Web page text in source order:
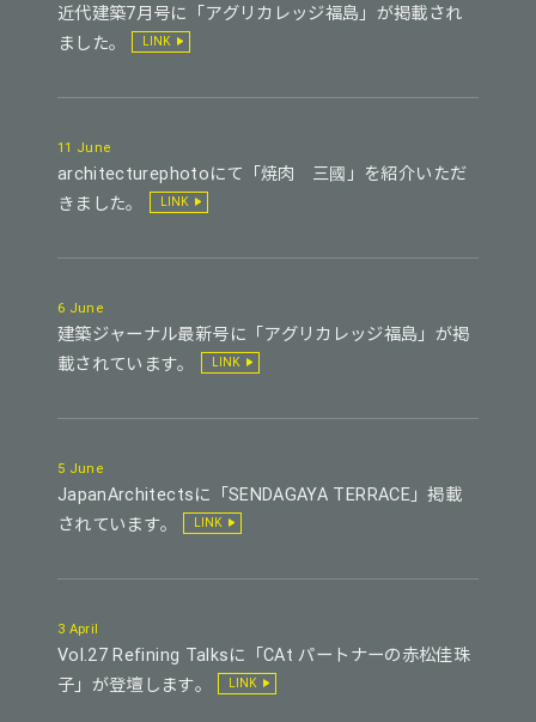
近代建築7月号に「アグリカレッジ福島」が掲載され
ました。
LINK
11 June
architecturephotoにて「焼肉 三國」を紹介いただ
きました。
LINK
6 June
建築ジャーナル最新号に「アグリカレッジ福島」が掲
載されています。
LINK
5 June
JapanArchitectsに「SENDAGAYA TERRACE」掲載
されています。
LINK
3 April
Vol.27 Refining Talksに「CAt パートナーの赤松佳珠
子」が登壇します。
LINK